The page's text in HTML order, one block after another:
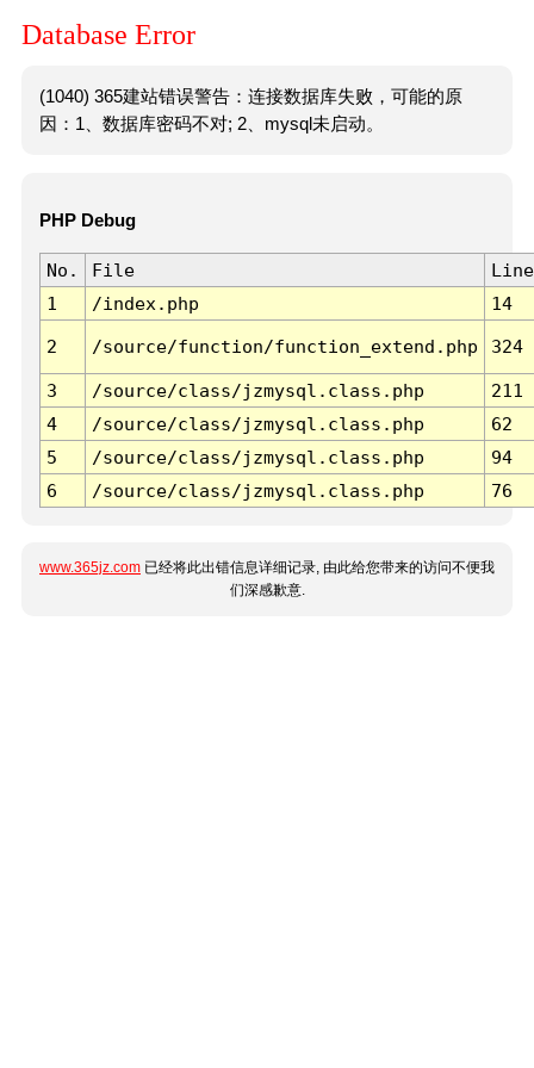
Database Error
(1040) 365建站错误警告：连接数据库失败，可能的原
因：1、数据库密码不对; 2、mysql未启动。
PHP Debug
No. File
Line
1
/index.php 14
2 /source/function/function_extend.php 324
3 /source/class/jzmysql.class.php
211
4
/source/class/jzmysql.class.php
62
5
/source/class/jzmysql.class.php
94
6
/source/class/jzmysql.class.php 76
www.365jz.com 已经将此出错信息详细记录, 由此给您带来的访问不便我
们深感歉意.